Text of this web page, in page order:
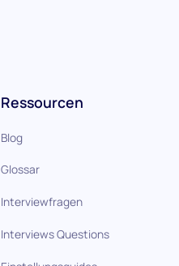
Ressourcen
Blog
Glossar
Interviewfragen
Interviews Questions